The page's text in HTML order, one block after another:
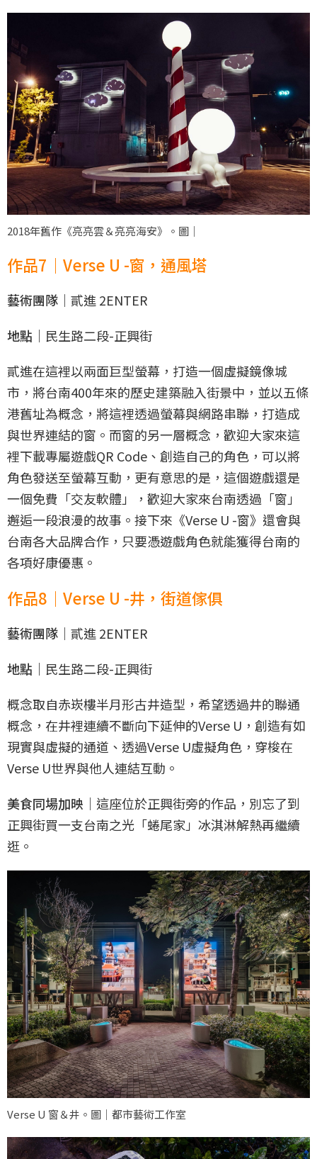
2018年舊作《亮亮雲＆亮亮海安》。圖｜
作品7｜Verse U -窗，通風塔
藝術團隊｜ 貳進 2ENTER
地點｜ 民生路二段-正興街
貳進在這裡以兩面巨型螢幕，打造一個虛擬鏡像城
市，將台南400年來的歷史建築融入街景中，並以五條
港舊址為概念，將這裡透過螢幕與網路串聯，打造成
與世界連結的窗。而窗的另一層概念，歡迎大家來這
裡下載專屬遊戲QR Code、創造自己的角色，可以將
角色發送至螢幕互動，更有意思的是，這個遊戲還是
一個免費「交友軟體」，歡迎大家來台南透過「窗」
邂逅一段浪漫的故事。接下來《Verse U -窗》還會與
台南各大品牌合作，只要憑遊戲角色就能獲得台南的
各項好康優惠。
作品8｜Verse U -井，街道傢俱
藝術團隊｜ 貳進 2ENTER
地點｜ 民生路二段-正興街
概念取自赤崁樓半月形古井造型，希望透過井的聯通
概念，在井裡連續不斷向下延伸的Verse U，創造有如
現實與虛擬的通道、透過Verse U虛擬角色，穿梭在
Verse U世界與他人連結互動。
美食同場加映｜ 這座位於正興街旁的作品，別忘了到
正興街買一支台南之光「蜷尾家」冰淇淋解熱再繼續
逛。
Verse U 窗＆井。圖｜都市藝術工作室